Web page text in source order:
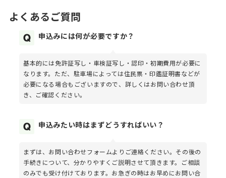
よくあるご質問
申込みには何が必要ですか？
基本的には免許証写し・車検証写し・認印・初期費用が必要に
なります。ただ、駐車場によっては住民票・印鑑証明書などが
必要になる場合もございますので、詳しくはお問い合わせ頂
き、ご確認ください。
申込みたい時はまずどうすればいい？
まずは、お問い合わせフォームよりご連絡ください。その後の
手続きについて、分かりやすくご説明させて頂きます。ご相談
のみでも受け付けております。お急ぎの時はお早めにお問い合